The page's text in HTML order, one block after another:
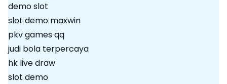
demo slot
slot demo maxwin
pkv games qq
judi bola terpercaya
hk live draw
slot demo